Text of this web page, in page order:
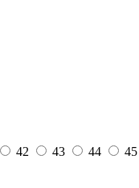
42 43 44
45